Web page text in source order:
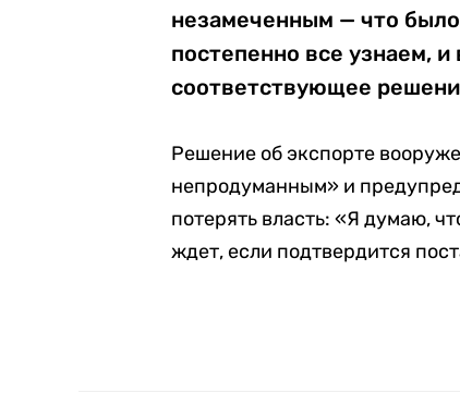
незамеченным — что
постепенно все узнаем, и
соответствующее
Решение об экспорте
непродуманным» и
потерять власть: «Я думаю,
ждет, если подтвердится